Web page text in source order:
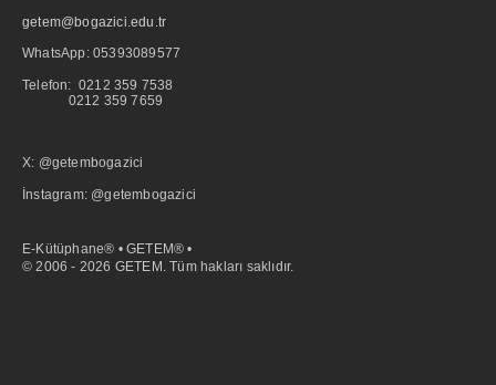
getem@bogazici.edu.tr
WhatsApp: 05393089577
Telefon: 0212 359 7538
0212 359 7659
X: @getembogazici
İnstagram: @getembogazici
E-Kütüphane® • GETEM® •
© 2006 - 2026 GETEM. Tüm hakları saklıdır.